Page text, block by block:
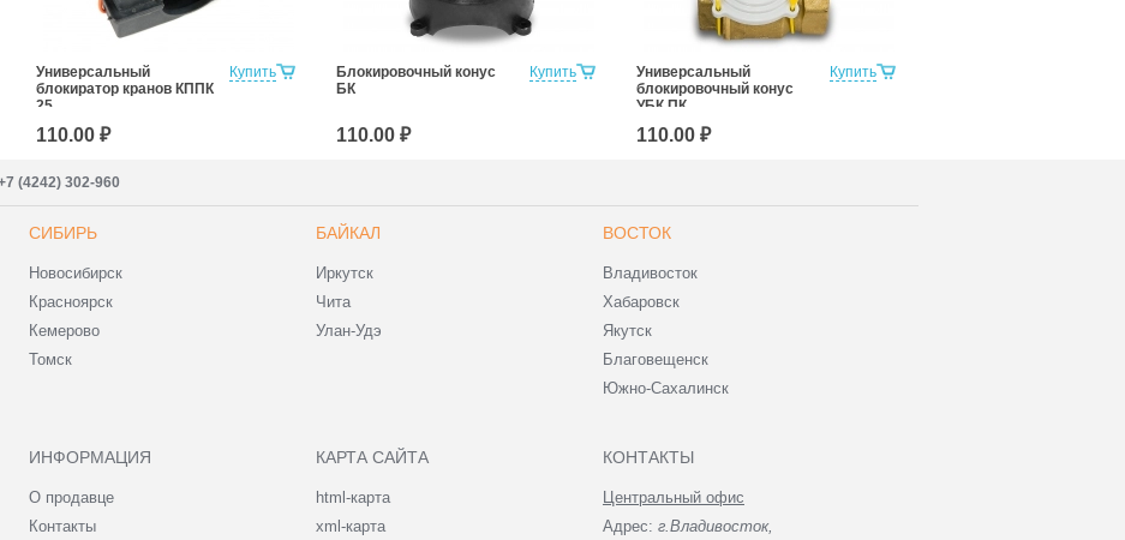
Купить
Универсальный
блокиратор кранов КППК
25
110.00 ₽
Купить
Блокировочный конус
БК
110.00 ₽
Купить
Универсальный
блокировочный конус
УБК ПК
110.00 ₽
(4242) 302-960
СИБИРЬ
Новосибирск
Красноярск
Кемерово
Томск
БАЙКАЛ
Иркутск
Чита
Улан-Удэ
ВОСТОК
Владивосток
Хабаровск
Якутск
Благовещенск
Южно-Сахалинск
ИНФОРМАЦИЯ
О продавце
Контакты
КАРТА САЙТА
html-карта
xml-карта
КОНТАКТЫ
Центральный офис
Адрес: г.Владивосток,